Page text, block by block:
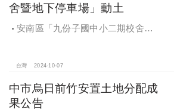
舍暨地下停車場」動土
安南區「九份子國中小二期校舍暨
台灣 2024-10-07
中市烏日前竹安置土地分配成
果公告